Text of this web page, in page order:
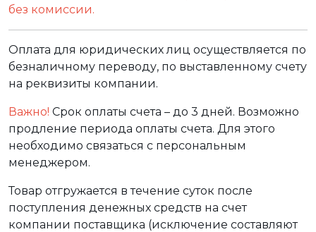
без комиссии.
Оплата для юридических лиц осуществляется по
безналичному переводу, по выставленному счету
на реквизиты компании.
Важно! Срок оплаты счета – до 3 дней. Возможно
продление периода оплаты счета. Для этого
необходимо связаться с персональным
менеджером.
Товар отгружается в течение суток после
поступления денежных средств на счет
компании поставщика (исключение составляют